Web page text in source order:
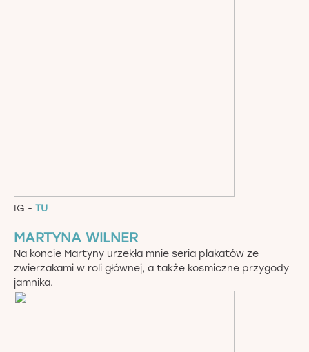
IG - TU
MARTYNA WILNER
Na koncie Martyny urzekła mnie seria plakatów ze
zwierzakami w roli głównej, a także kosmiczne przygody
jamnika.